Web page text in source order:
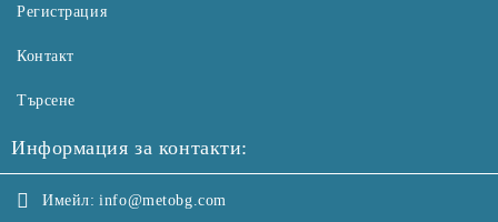
Регистрация
Контакт
Търсене
Информация за контакти:
Имейл: info@metobg.com